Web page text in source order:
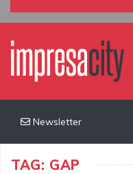
Newsletter
TAG: GAP